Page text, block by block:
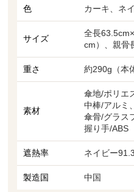
色 カーキ、ネ
サイズ
全長
cm）、親骨
重さ 約290g（本
素材
傘地/ポリエ
中棒/アルミ
傘骨/グラス
握り手/ABS
遮熱率 ネイビー
製造国 中国